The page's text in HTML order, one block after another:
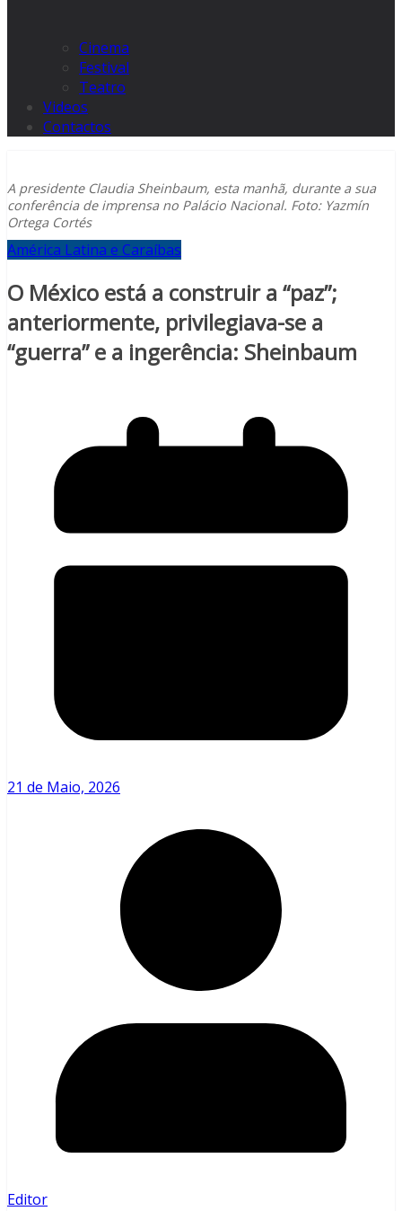
Cinema
Festival
Teatro
Videos
Contactos
A presidente Claudia Sheinbaum, esta manhã, durante a sua
conferência de imprensa no Palácio Nacional. Foto: Yazmín
Ortega Cortés
América Latina e Caraíbas
O México está a construir a “paz”;
anteriormente, privilegiava-se a
“guerra” e a ingerência: Sheinbaum
21 de Maio, 2026
Editor